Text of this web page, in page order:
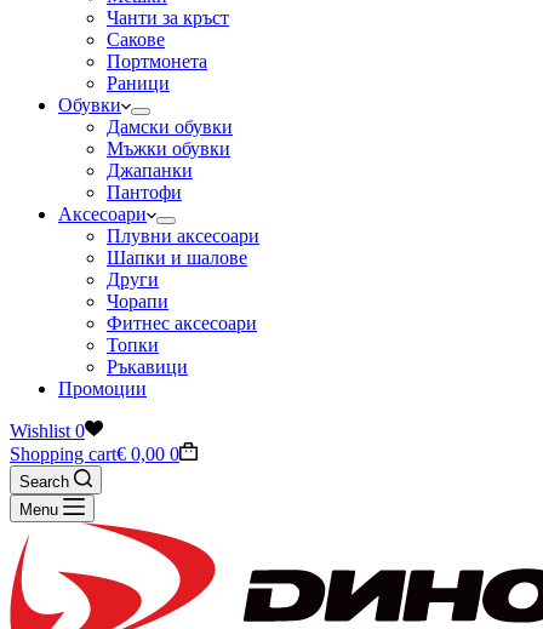
Чанти за кръст
Сакове
Портмонета
Раници
Обувки
Дамски обувки
Мъжки обувки
Джапанки
Пантофи
Аксесоари
Плувни аксесоари
Шапки и шалове
Други
Чорапи
Фитнес аксесоари
Топки
Ръкавици
Промоции
Wishlist 0
Shopping cart€ 0,00 0
Search
Menu